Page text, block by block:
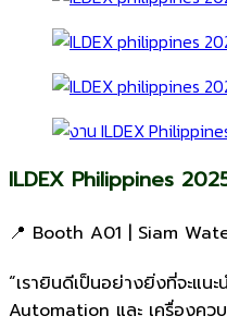
ILDEX Philippines
📍 Booth A01 | Siam
“เรายินดีเป็นอย่างยิ่งที่จะแ
Automation และ เครื่องคว